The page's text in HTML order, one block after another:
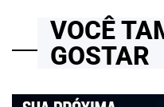
VOCÊ
GOSTAR